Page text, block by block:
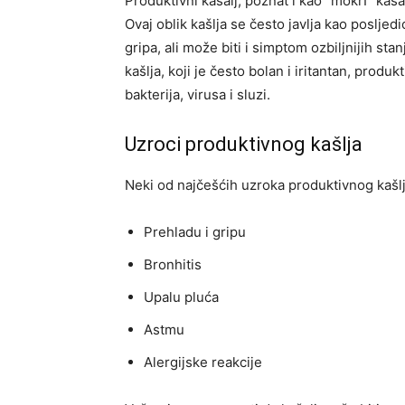
Ovaj oblik kašlja se često javlja kao
gripa, ali može biti i simptom ozbiljnijih
kašlja, koji je često bolan i iritantan,
bakterija, virusa i sluzi.
Uzroci produktivnog kašlja
Neki od najčešćih uzroka produktivnog
Prehladu i gripu
Bronhitis
Upalu pluća
Astmu
Alergijske reakcije